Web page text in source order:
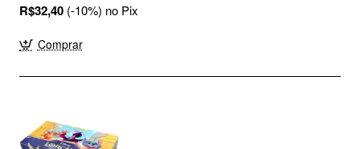
R$32,40 (-10%) no Pix
Comprar